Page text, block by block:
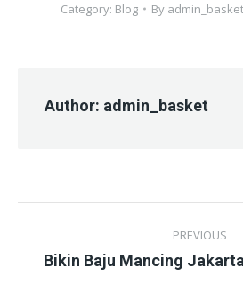
Category: Blog By admin_basket
Author: admin_basket
navigation
PREVIOUS
Bikin Baju Mancing